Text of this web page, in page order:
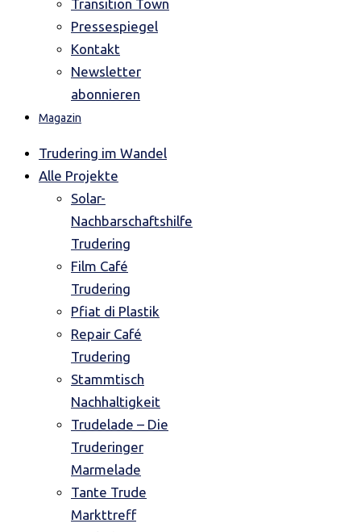
Transition Town
Pressespiegel
Kontakt
Newsletter
abonnieren
Magazin
Trudering im Wandel
Alle Projekte
Solar-
Nachbarschaftshilfe
Trudering
Film Café
Trudering
Pfiat di Plastik
Repair Café
Trudering
Stammtisch
Nachhaltigkeit
Trudelade – Die
Truderinger
Marmelade
Tante Trude
Markttreff